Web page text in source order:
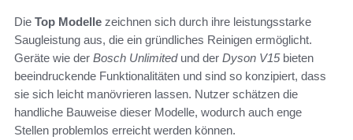
Die Top Modelle zeichnen sich durch ihre leistungsstarke
Saugleistung aus, die ein gründliches Reinigen ermöglicht.
Geräte wie der Bosch Unlimitedund der Dyson V15bieten
beeindruckende Funktionalitäten und sind so konzipiert, dass
sie sich leicht manövrieren lassen. Nutzer schätzen die
handliche Bauweise dieser Modelle, wodurch auch enge
Stellen problemlos erreicht werden können.